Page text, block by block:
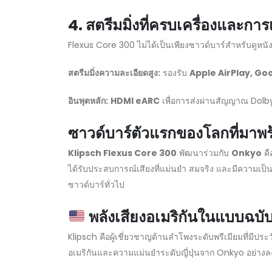
4. สตรีมมิ่งที่ครบเครื่องและกา
Flexus Core 300 ไม่ได้เป็นเพียงซาวด์บาร์สำหรับดูห
สตรีมมิ่งความละเอียดสูง: รองรับ Apple AirPlay,
อินพุตหลัก: HDMI eARC เพื่อการส่งผ่านสัญญาณ
ซาวด์บาร์ตัวแรกของโลกที่มา
Klipsch Flexus Core 300 พัฒนาร่วมกับ Onkyo คื
ได้รับประสบการณ์เสียงที่แม่นยำ สมจริง และมีความเ
ซาวด์บาร์ทั่วไป
พลังเสียงอเมริกันในแบบฉ
Klipsch คือผู้เชี่ยวชาญด้านลำโพงระดับพรีเมียมที่มีปร
อเมริกันและความแม่นยำระดับญี่ปุ่นจาก Onkyo อย่าง